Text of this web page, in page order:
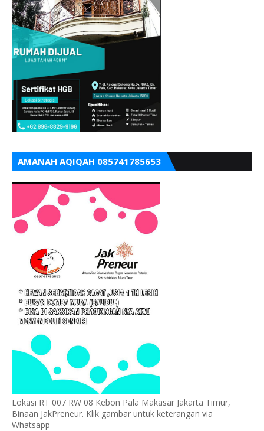
AMANAH AQIQAH 085741785653
Lokasi RT 007 RW 08 Kebon Pala Makasar Jakarta Timur,
Binaan JakPreneur. Klik gambar untuk keterangan via
Whatsapp